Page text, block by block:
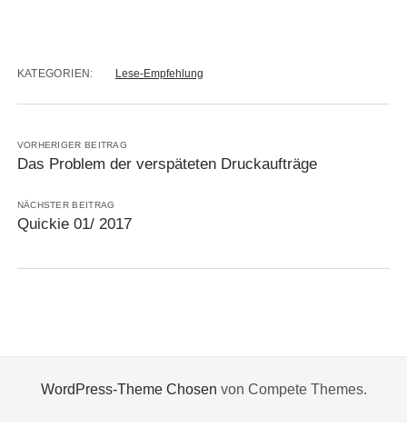
KATEGORIEN: Lese-Empfehlung
VORHERIGER BEITRAG
Das Problem der verspäteten Druckaufträge
NÄCHSTER BEITRAG
Quickie 01/ 2017
WordPress-Theme Chosen von Compete Themes.